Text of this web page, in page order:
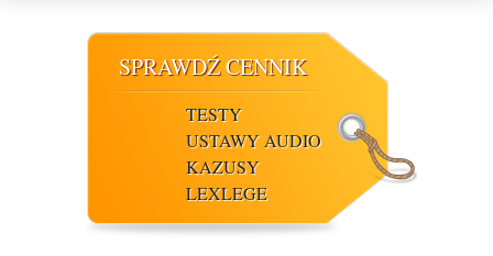
SPRAWDŹ CENNIK
TESTY
USTAWY AUDIO
KAZUSY
LEXLEGE